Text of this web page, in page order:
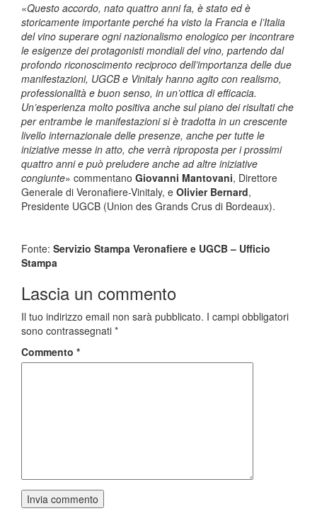
«Questo accordo, nato quattro anni fa, è stato ed è
storicamente importante perché ha visto la Francia e l’Italia
del vino superare ogni nazionalismo enologico per incontrare
le esigenze dei protagonisti mondiali del vino, partendo dal
profondo riconoscimento reciproco dell’importanza delle due
manifestazioni, UGCB e Vinitaly hanno agito con realismo,
professionalità e buon senso, in un’ottica di efficacia.
Un’esperienza molto positiva anche sul piano dei risultati che
per entrambe le manifestazioni si è tradotta in un crescente
livello internazionale delle presenze, anche per tutte le
iniziative messe in atto, che verrà riproposta per i prossimi
quattro anni e può preludere anche ad altre iniziative
congiunte» commentano Giovanni Mantovani, Direttore
Generale di Veronafiere-Vinitaly, e Olivier Bernard,
Presidente UGCB (Union des Grands Crus di Bordeaux).
Fonte: Servizio Stampa Veronafiere e UGCB – Ufficio
Stampa
Lascia un commento
Il tuo indirizzo email non sarà pubblicato. I campi obbligatori
sono contrassegnati *
Commento *